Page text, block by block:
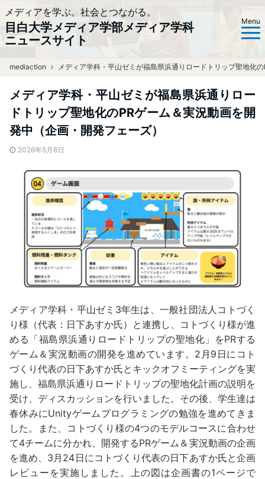
メディアを学ぶ。社会とつながる。
目白大学メディア学部メディア学科
ニュースサイト
Menu
ホーム
mediaction メディア学科・平山ゼミが福島県浜通りロードトリップ聖地化
メディア学科・平山ゼミが福島県浜通りロー
ドトリップ聖地化のPRゲーム＆実況動画を開
発中（企画・開発フェーズ）
2026年5月8日
メディア学科・平山ゼミ3年生は、一般社団法人コトづく
り様（代表：日下あすか氏）と連携し、コトづくり様が進
める「福島県浜通りロードトリップの聖地化」をPRする
ゲーム＆実況動画の開発を進めています。2月9日にコト
づくり代表の日下あすか氏とキックオフミーティングを実
施し、福島県浜通りロードトリップの聖地化計画の説明を
受け、ディスカッションを行いました。その後、学生達は
春休みにUnityゲームプログラミングの勉強を進めてきま
した。また、コトづくり様の4つのモデルコースに合わせ
て4チームに分かれ、開発するPRゲーム＆実況動画の企画
を進め、3月24日にコトづくり代表の日下あすか氏と企画
レビューを実施しました。上の図は企画書の1ページで